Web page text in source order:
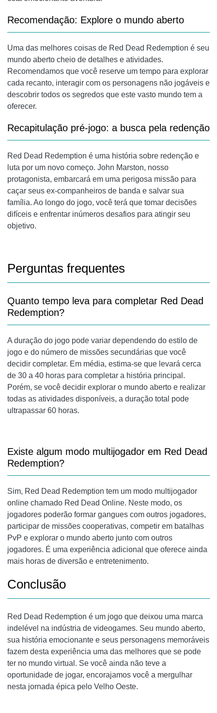
Recomendação: Explore o mundo aberto
Uma das melhores coisas de Red Dead Redemption é seu
mundo aberto cheio de detalhes e atividades.
Recomendamos que você reserve um tempo para explorar
cada recanto, interagir com os personagens não jogáveis ​​e
descobrir todos os segredos que este vasto mundo tem a
oferecer.
Recapitulação pré-jogo: a busca pela redenção
Red Dead Redemption é uma história sobre redenção e
luta por um novo começo. John Marston, nosso
protagonista, embarcará em uma perigosa missão para
caçar seus ex-companheiros de banda e salvar sua
família. Ao longo do jogo, você terá que tomar decisões
difíceis e enfrentar inúmeros desafios para atingir seu
objetivo.
Perguntas frequentes
Quanto tempo leva para completar Red Dead
Redemption?
A duração do jogo pode variar dependendo do estilo de
jogo e do número de missões secundárias que você
decidir completar. Em média, estima-se que levará cerca
de 30 a 40 horas para completar a história principal.
Porém, se você decidir explorar o mundo aberto e realizar
todas as atividades disponíveis, a duração total pode
ultrapassar 60 horas.
Existe algum modo multijogador em Red Dead
Redemption?
Sim, Red Dead Redemption tem um modo multijogador
online chamado Red Dead Online. Neste modo, os
jogadores poderão formar gangues com outros jogadores,
participar de missões cooperativas, competir em batalhas
PvP e explorar o mundo aberto junto com outros
jogadores. É uma experiência adicional que oferece ainda
mais horas de diversão e entretenimento.
Conclusão
Red Dead Redemption é um jogo que deixou uma marca
indelével na indústria de videogames. Seu mundo aberto,
sua história emocionante e seus personagens memoráveis
​​fazem desta experiência uma das melhores que se pode
ter no mundo virtual. Se você ainda não teve a
oportunidade de jogar, encorajamos você a mergulhar
nesta jornada épica pelo Velho Oeste.